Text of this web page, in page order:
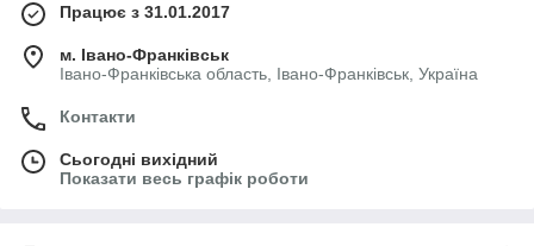
Працює з 31.01.2017
м. Івано-Франківськ
Івано-Франківська область, Івано-Франківськ, Україна
Контакти
Сьогодні вихідний
Показати весь графік роботи